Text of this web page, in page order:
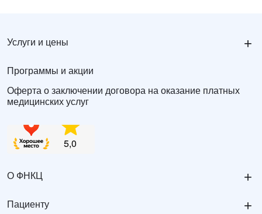
Услуги и цены +
Программы и акции
Оферта о заключении договора на оказание платных
медицинских услуг
О ФНКЦ +
Пациенту +